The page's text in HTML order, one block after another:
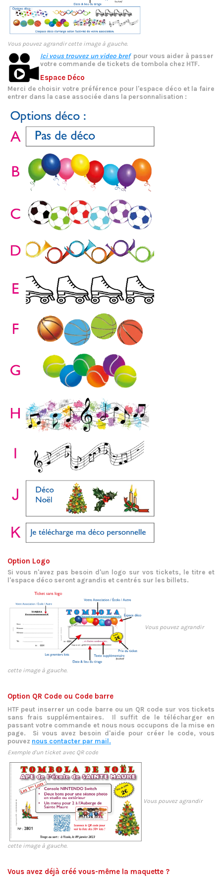
Vous pouvez agrandir cette image à gauche.
Ici vous trouvez un video brefpour vous aider à passer
votre commande de tickets de tombola chez HTF.
Espace Déco
Merci de choisir votre préférence pour l'espace déco et la faire
entrer dans la case associée dans la personnalisation :
Option Logo
Si vous n'avez pas besoin d'un logo sur vos tickets, le titre et
l'espace déco seront agrandis et centrés sur les billets.
Vous pouvez agrandir
cette image à gauche.
Option QR Code ou Code barre
HTF peut inserrer un code barre ou un QR code sur vos tickets
sans frais supplémentaires. Il suffit de le télécharger en
passant votre commande et nous nous occupons de la mise en
page. Si vous avez besoin d'aide pour créer le code, vous
pouvez nous contacter par mail.
Exemple d'un ticket avec QR code
Vous pouvez agrandir
cette image à gauche.
Vous avez déjà créé vous-même la maquette ?